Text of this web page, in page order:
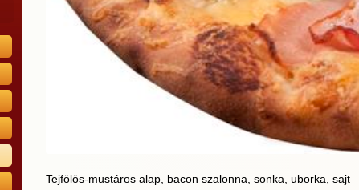
Tejfölös-mustáros alap, bacon szalonna, sonka, uborka, sajt